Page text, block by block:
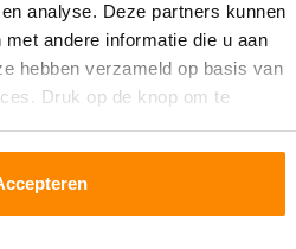
analyse. Deze partners kunnen
andere informatie die u aan
hebben verzameld op basis van
Druk op de knop om te